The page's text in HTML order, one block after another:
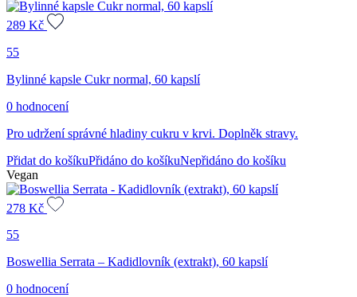
289 Kč
55
Bylinné kapsle Cukr normal, 60 kapslí
0 hodnocení
Pro udržení správné hladiny cukru v krvi. Doplněk stravy.
Přidat do košíkuPřidáno do košíkuNepřidáno do košíku
Vegan
278 Kč
55
Boswellia Serrata – Kadidlovník (extrakt), 60 kapslí
0 hodnocení